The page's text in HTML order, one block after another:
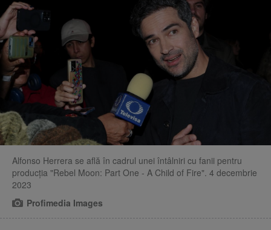
Alfonso Herrera se află în cadrul unei întâlniri cu fanii pentru
producția "Rebel Moon: Part One - A Child of Fire". 4 decembrie
2023
Profimedia Images